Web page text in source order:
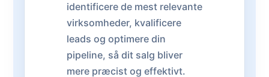
identificere de mest relevante
virksomheder, kvalificere
leads og optimere din
pipeline, så dit salg bliver
mere præcist og effektivt.